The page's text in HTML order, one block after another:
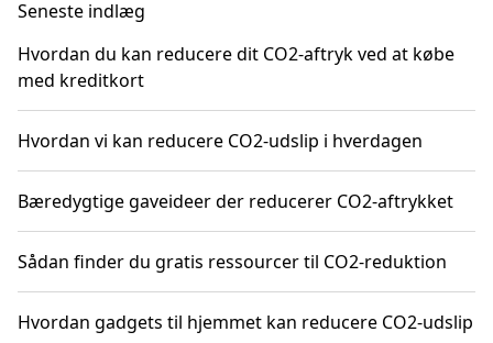
Seneste indlæg
Hvordan du kan reducere dit CO2-aftryk ved at købe
med kreditkort
Hvordan vi kan reducere CO2-udslip i hverdagen
Bæredygtige gaveideer der reducerer CO2-aftrykket
Sådan finder du gratis ressourcer til CO2-reduktion
Hvordan gadgets til hjemmet kan reducere CO2-udslip